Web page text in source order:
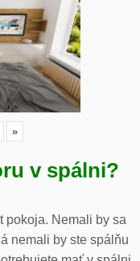
»
v spálni?
pokoja. Nemali by sa
nemali by ste spálňu